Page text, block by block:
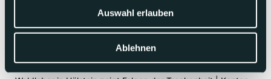
Auswahl erlauben
Ablehnen
Donnerstag 06.08.2026
punkt6 vom 06.08.2026